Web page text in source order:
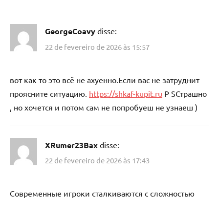
GeorgeCoavy disse:
22 de fevereiro de 2026 às 15:57
вот как то это всё не ахуенно.Если вас не затруднит
проясните ситуацию. https://shkaf-kupit.ru P SСтрашно
, но хочется и потом сам не попробуеш не узнаеш )
XRumer23Bax disse:
22 de fevereiro de 2026 às 17:43
Современные игроки сталкиваются с сложностью